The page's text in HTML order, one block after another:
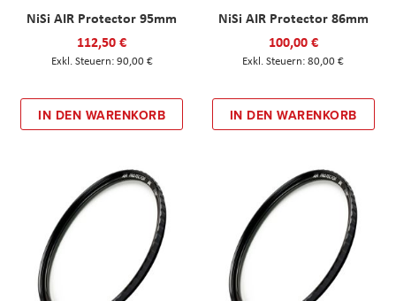
NiSi AIR Protector 95mm
112,50 €
90,00 €
IN DEN WARENKORB
NiSi AIR Protector 86mm
100,00 €
80,00 €
IN DEN WARENKORB